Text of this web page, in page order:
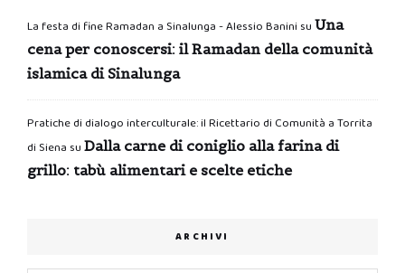
La festa di fine Ramadan a Sinalunga - Alessio Banini su Una
cena per conoscersi: il Ramadan della comunità
islamica di Sinalunga
Pratiche di dialogo interculturale: il Ricettario di Comunità a Torrita
di Siena su Dalla carne di coniglio alla farina di
grillo: tabù alimentari e scelte etiche
ARCHIVI